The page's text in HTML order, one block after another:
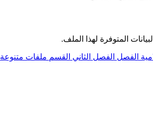
المتوفرة لهذا الملف.
الفصل الفصل الثاني القسم ملفات متنوعة